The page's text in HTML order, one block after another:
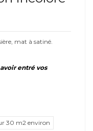
mat à satiné.
entré vos
30 m2 environ